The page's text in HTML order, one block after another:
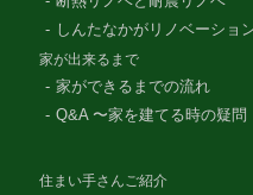
しんたなかがリノベーショ
家が出来るまで
家ができるまでの流れ
Q&A 〜家を建てる時の疑問
住まい手さんご紹介